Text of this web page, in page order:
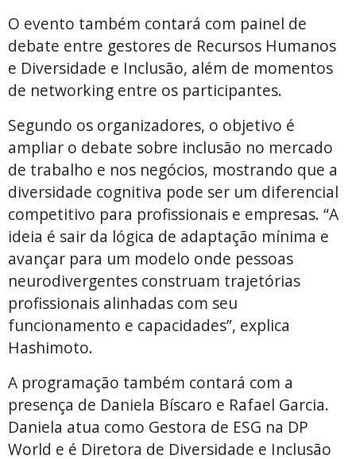
O evento também contará com painel de
debate entre gestores de Recursos Humanos
e Diversidade e Inclusão, além de momentos
de networking entre os participantes.
Segundo os organizadores, o objetivo é
ampliar o debate sobre inclusão no mercado
de trabalho e nos negócios, mostrando que a
diversidade cognitiva pode ser um diferencial
competitivo para profissionais e empresas. “A
ideia é sair da lógica de adaptação mínima e
avançar para um modelo onde pessoas
neurodivergentes construam trajetórias
profissionais alinhadas com seu
funcionamento e capacidades”, explica
Hashimoto.
A programação também contará com a
presença de Daniela Bíscaro e Rafael Garcia.
Daniela atua como Gestora de ESG na DP
World e é Diretora de Diversidade e Inclusão